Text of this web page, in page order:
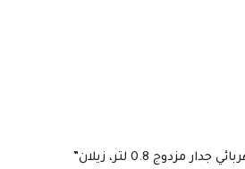
0.8 لتر، زيلان”